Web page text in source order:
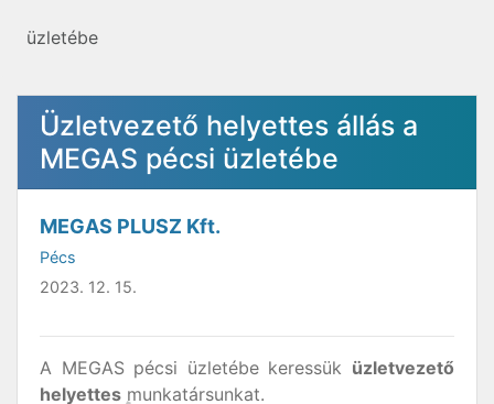
üzletébe
Üzletvezető helyettes állás a
MEGAS pécsi üzletébe
MEGAS PLUSZ Kft.
Pécs
2023. 12. 15.
A MEGAS pécsi üzletébe keressük üzletvezető
helyettes munkatársunkat.